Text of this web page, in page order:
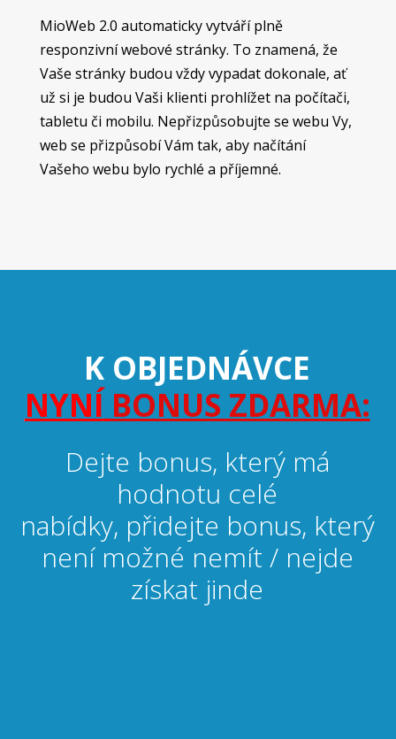
MioWeb 2.0 automaticky vytváří plně
responzivní webové stránky. To znamená, že
Vaše stránky budou vždy vypadat dokonale, ať
už si je budou Vaši klienti prohlížet na počítači,
tabletu či mobilu. Nepřizpůsobujte se webu Vy,
web se přizpůsobí Vám tak, aby načítání
Vašeho webu bylo rychlé a příjemné.
K OBJEDNÁVCE
NYNÍ BONUS ZDARMA:
Dejte bonus, který má
hodnotu celé
nabídky, přidejte bonus, který
není možné nemít / nejde
získat jinde